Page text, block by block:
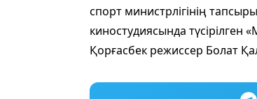
спорт министрлігінің
киностудиясында түсірілген
Қорғасбек режиссер Болат